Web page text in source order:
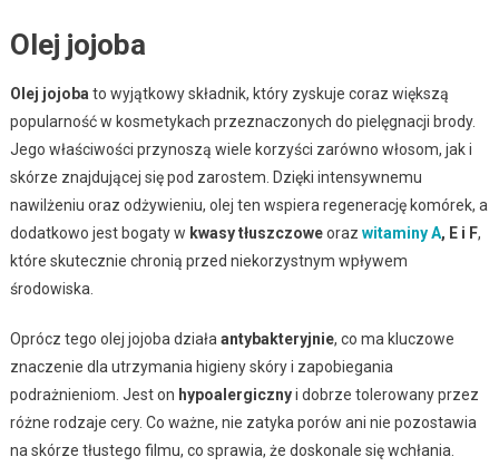
Olej jojoba
Olej jojoba to wyjątkowy składnik, który zyskuje coraz większą
popularność w kosmetykach przeznaczonych do pielęgnacji brody.
Jego właściwości przynoszą wiele korzyści zarówno włosom, jak i
skórze znajdującej się pod zarostem. Dzięki intensywnemu
nawilżeniu oraz odżywieniu, olej ten wspiera regenerację komórek, a
dodatkowo jest bogaty w kwasy tłuszczoweoraz witaminy A, E i F,
które skutecznie chronią przed niekorzystnym wpływem
środowiska.
Oprócz tego olej jojoba działa antybakteryjnie, co ma kluczowe
znaczenie dla utrzymania higieny skóry i zapobiegania
podrażnieniom. Jest on hypoalergicznyi dobrze tolerowany przez
różne rodzaje cery. Co ważne, nie zatyka porów ani nie pozostawia
na skórze tłustego filmu, co sprawia, że doskonale się wchłania.